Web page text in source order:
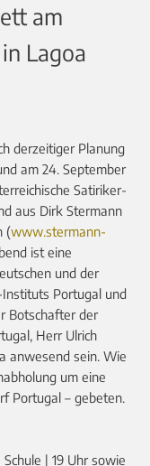
am
Lagoa
derzeitiger Planung
am 24. September
Satiriker-
aus Dirk Stermann
(www.stermann-
ist eine
und der
Portugal und
Botschafter ‎der
Herr Ulrich
anwesend sein. Wie
um eine
Portugal – gebeten.
| 19 Uhr sowie